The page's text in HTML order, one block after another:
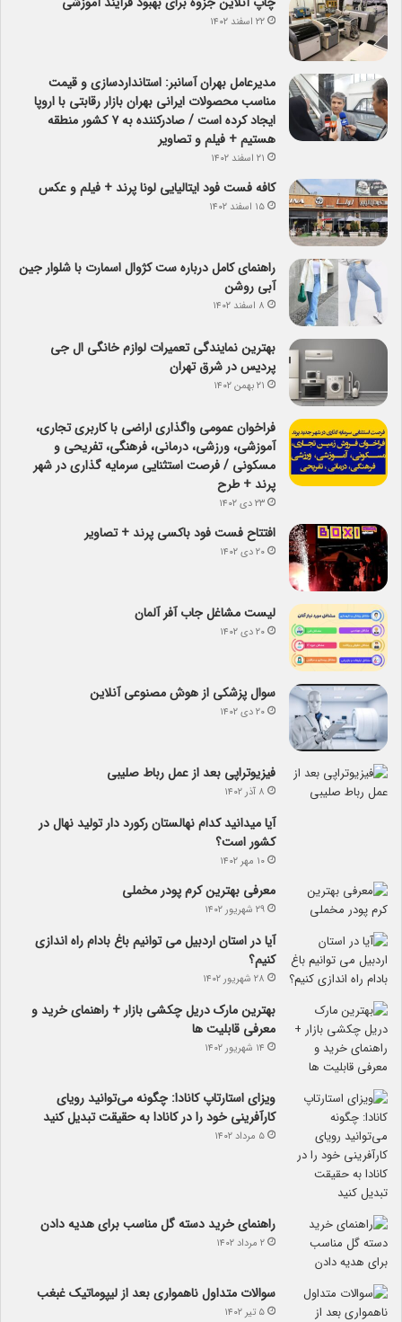
۲۲ اسفند ۱۴۰۲
مدیرعامل بهران آسانبر: استانداردسازی و قیمت
مناسب محصولات ایرانی بهران بازار رقابتی با اروپا
ایجاد کرده است / صادرکننده به ۷ کشور منطقه
هستیم + فیلم و تصاویر
۲۱ اسفند ۱۴۰۲
کافه فست فود ایتالیایی لونا پرند + فیلم و عکس
۱۵ اسفند ۱۴۰۲
راهنمای کامل درباره ست کژوال اسمارت با شلوار جین
آبی روشن
۸ اسفند ۱۴۰۲
بهترین نمایندگی تعمیرات لوازم خانگی ال جی
پردیس در شرق تهران
۲۱ بهمن ۱۴۰۲
فراخوان عمومی واگذاری اراضی با کاربری تجاری،
آموزشی، ورزشی، درمانی، فرهنگی، تفریحی و
مسکونی / فرصت استثنایی سرمایه گذاری در شهر
پرند + طرح
۲۳ دی ۱۴۰۲
افتتاح فست فود باکسی پرند + تصاویر
۲۰ دی ۱۴۰۲
لیست مشاغل جاب آفر آلمان
۲۰ دی ۱۴۰۲
سوال پزشکی از هوش مصنوعی آنلاین
۲۰ دی ۱۴۰۲
فیزیوتراپی بعد از عمل رباط صلیبی
۸ آذر ۱۴۰۲
آیا می­دانید کدام نهالستان رکورد دار تولید نهال­ در
کشور است؟
۱۰ مهر ۱۴۰۲
معرفی بهترین کرم پودر مخملی
۲۹ شهریور ۱۴۰۲
آیا در استان اردبیل می توانیم باغ بادام راه اندازی
کنیم؟
۲۸ شهریور ۱۴۰۲
بهترین مارک دریل چکشی بازار + راهنمای خرید و
معرفی قابلیت ها
۱۴ شهریور ۱۴۰۲
ویزای استارتاپ کانادا: چگونه می‌توانید رویای
کارآفرینی خود را در کانادا به حقیقت تبدیل کنید
۵ مرداد ۱۴۰۲
راهنمای خرید دسته گل مناسب برای هدیه دادن
۲ مرداد ۱۴۰۲
سوالات متداول ناهمواری بعد از لیپوماتیک غبغب
۵ تیر ۱۴۰۲